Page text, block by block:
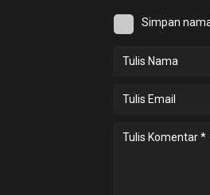
Simpan